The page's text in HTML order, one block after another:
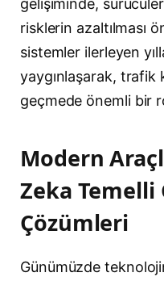
risklerin azaltılması
sistemler ilerleyen
yaygınlaşarak, trafik
geçmede önemli bir
Modern
Zeka
Çözümleri
Günümüzde